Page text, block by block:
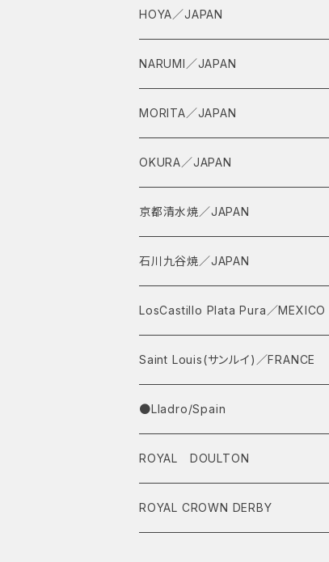
HOYA／JAPAN
NARUMI／JAPAN
MORITA／JAPAN
OKURA／JAPAN
京都清水焼／JAPAN
石川九谷焼／JAPAN
LosCastillo Plata Pura／MEXICO
Saint Louis(サンルイ)／FRANCE
●Lladro/Spain
ROYAL DOULTON
ROYAL CROWN DERBY